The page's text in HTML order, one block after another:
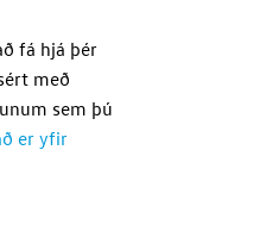
fá hjá þér
með
sem þú
er yfir